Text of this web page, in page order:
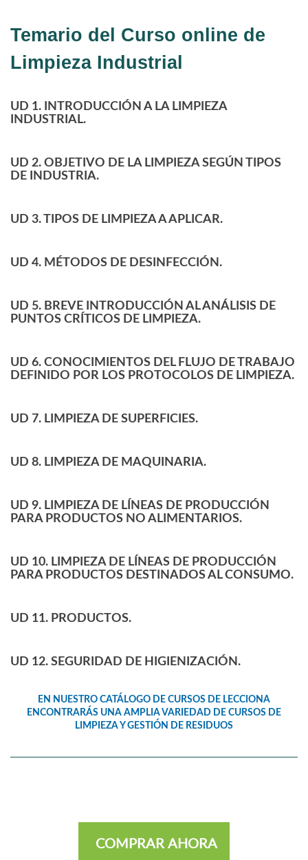
Temario del Curso online de
Limpieza Industrial
UD 1. INTRODUCCIÓN A LA LIMPIEZA
INDUSTRIAL.
UD 2. OBJETIVO DE LA LIMPIEZA SEGÚN TIPOS
DE INDUSTRIA.
UD 3. TIPOS DE LIMPIEZA A APLICAR.
UD 4. MÉTODOS DE DESINFECCIÓN.
UD 5. BREVE INTRODUCCIÓN AL ANÁLISIS DE
PUNTOS CRÍTICOS DE LIMPIEZA.
UD 6. CONOCIMIENTOS DEL FLUJO DE TRABAJO
DEFINIDO POR LOS PROTOCOLOS DE LIMPIEZA.
UD 7. LIMPIEZA DE SUPERFICIES.
UD 8. LIMPIEZA DE MAQUINARIA.
UD 9. LIMPIEZA DE LÍNEAS DE PRODUCCIÓN
PARA PRODUCTOS NO ALIMENTARIOS.
UD 10. LIMPIEZA DE LÍNEAS DE PRODUCCIÓN
PARA PRODUCTOS DESTINADOS AL CONSUMO.
UD 11. PRODUCTOS.
UD 12. SEGURIDAD DE HIGIENIZACIÓN.
EN NUESTRO CATÁLOGO DE CURSOS DE LECCIONA
ENCONTRARÁS UNA AMPLIA VARIEDAD DE CURSOS DE
LIMPIEZA Y GESTIÓN DE RESIDUOS
COMPRAR AHORA